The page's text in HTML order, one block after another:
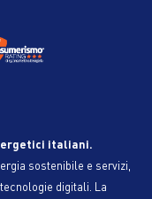
italiani.
sostenibile e servizi,
digitali. La